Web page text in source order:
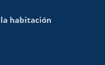
habitación